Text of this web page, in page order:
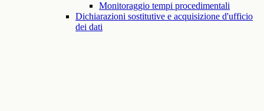
Monitoraggio tempi procedimentali
Dichiarazioni sostitutive e acquisizione d'ufficio
dei dati